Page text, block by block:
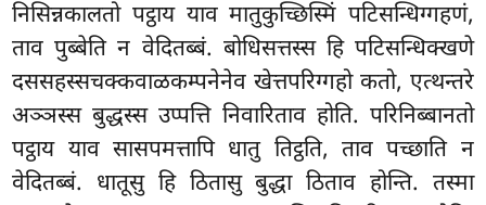
निसिन्नकालतो पट्ठाय याव मातुकुच्छिस्मिं पटिसन्धिग्गहणं,
ताव पुब्बेति न वेदितब्बं. बोधिसत्तस्स हि पटिसन्धिक्खणे
दससहस्सचक्कवाळकम्पनेनेव खेत्तपरिग्गहो कतो, एत्थन्तरे
अञ्ञस्स बुद्धस्स उप्पत्ति निवारिताव होति. परिनिब्बानतो
पट्ठाय याव सासपमत्तापि धातु तिट्ठति, ताव पच्छाति न
वेदितब्बं. धातूसु हि ठितासु बुद्धा ठिताव होन्ति. तस्मा